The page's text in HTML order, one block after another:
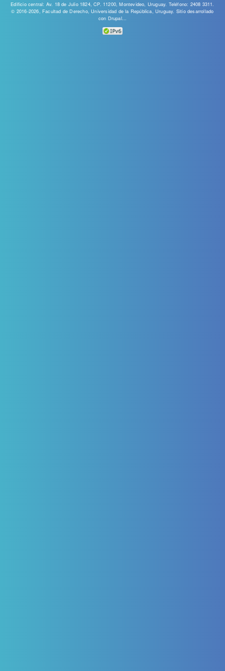
Edificio central: Av. 18 de Julio 1824, CP. 11200, Montevideo, Uruguay. Teléfono: 2408 3311.
© 2016-2026, Facultad de Derecho, Universidad de la República, Uruguay. Sitio desarrollado
con Drupal...